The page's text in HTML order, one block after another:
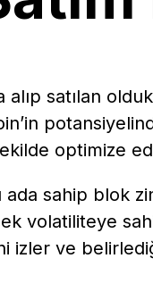
satılan
optimize
sahip blok
volatiliteye
izler ve